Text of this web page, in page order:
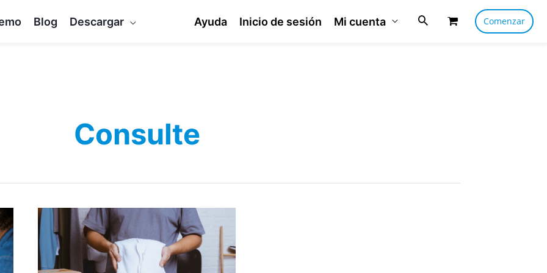
Blog Descargar Ayuda Inicio de sesión Mi cuenta Comenzar
Consulte
Top
5
WooCommerce
Custom